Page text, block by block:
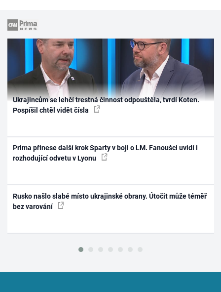
Ukrajincům se lehčí trestná činnost odpouštěla, tvrdí Koten.
Pospíšil chtěl vidět čísla
Prima přinese další krok Sparty v boji o LM. Fanoušci uvidí i
rozhodující odvetu v Lyonu
Rusko našlo slabé místo ukrajinské obrany. Útočit může téměř
bez varování